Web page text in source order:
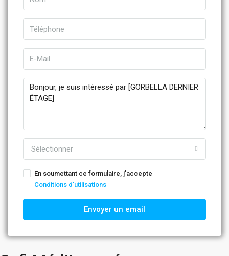
Sélectionner
En soumettant ce formulaire, j'accepte
Conditions d'utilisations
Envoyer un email